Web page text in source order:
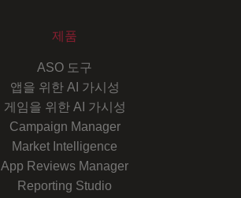
제품
ASO 도구
앱을 위한 AI 가시성
게임을 위한 AI 가시성
Campaign Manager
Market Intelligence
App Reviews Manager
Reporting Studio